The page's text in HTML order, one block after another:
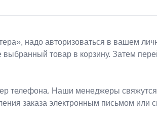
надо авторизоваться в вашем
выбранный товар в корзину. Затем
телефона. Наши менеджеры свяжутся
заказа электронным письмом или